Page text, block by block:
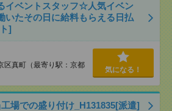
イベントスタッフ☆人気イベン
いたその日に給料もらえる日払
]
区真町（最寄り駅：京都
気になる！
場での盛り付け_H131835[派遣]